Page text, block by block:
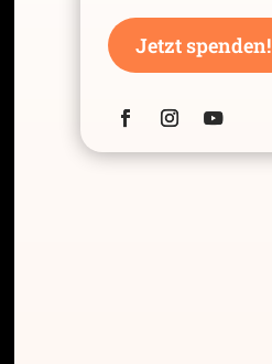
Jetzt spenden!